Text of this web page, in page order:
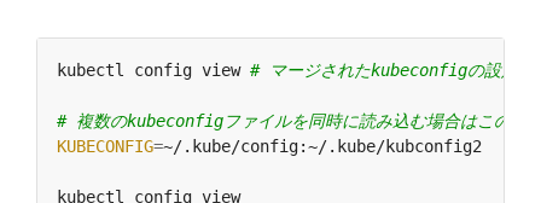
kubectl config view # マージされたkubeconfigの設定を
# 複数のkubeconfigファイルを同時に読み込む場合はこのよ
KUBECONFIG=